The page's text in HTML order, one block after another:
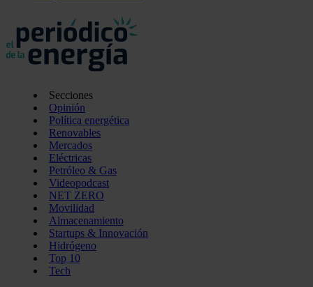
Secciones
Opinión
Política energética
Renovables
Mercados
Eléctricas
Petróleo & Gas
Videopodcast
NET ZERO
Movilidad
Almacenamiento
Startups & Innovación
Hidrógeno
Top 10
Tech